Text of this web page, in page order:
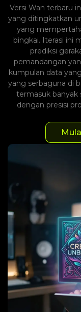
Versi Wan terbaru
yang ditingkatkan
yang
bingkai. Iterasi ini
prediksi
pemandangan
kumpulan data
yang serbaguna di
termasuk banyak
dengan presisi